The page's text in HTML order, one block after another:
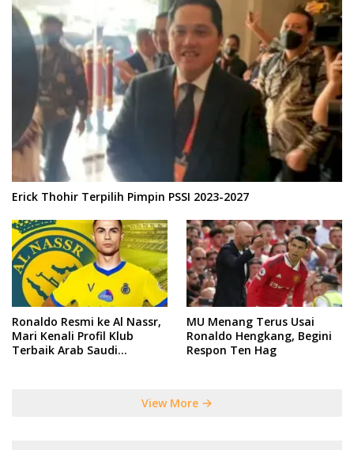
Erick Thohir Terpilih Pimpin PSSI 2023-2027
Ronaldo Resmi ke Al Nassr,
Mari Kenali Profil Klub
Terbaik Arab Saudi
MU Menang Terus Usai
Ronaldo Hengkang, Begini
Respon Ten Hag
View More